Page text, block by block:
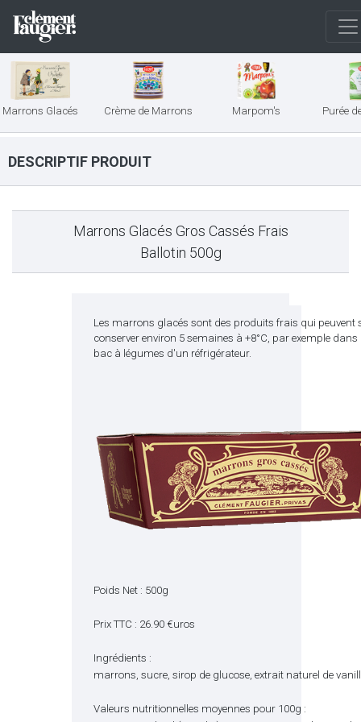
Marrons Glacés Crème de Marrons Marpom's Purée
DESCRIPTIF PRODUIT
Marrons Glacés Gros Cassés Frais
Ballotin 500g
Les marrons glacés sont des produits frais qui peuvent
conserver environ 5 semaines à +8°C, par exemple dans
bac à légumes d'un réfrigérateur.
Poids Net : 500g
Prix TTC : 26.90 €uros
Ingrédients :
marrons, sucre, sirop de glucose, extrait naturel de
Valeurs nutritionnelles moyennes pour 100g :